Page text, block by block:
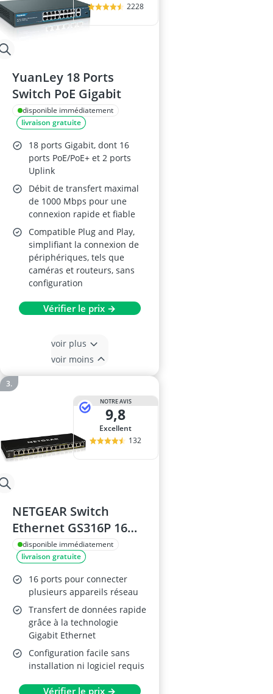
2228
YuanLey 18 Ports
Switch PoE Gigabit
disponible immédiatement
livraison gratuite
18 ports Gigabit, dont 16
ports PoE/PoE+ et 2 ports
Uplink
Débit de transfert maximal
de 1000 Mbps pour une
connexion rapide et fiable
Compatible Plug and Play,
simplifiant la connexion de
périphériques, tels que
caméras et routeurs, sans
configuration
Vérifier le prix →
voir plus
voir moins
NOTRE AVIS
9,8
Excellent
132
NETGEAR Switch
Ethernet GS316P 16
Ports PoE+
disponible immédiatement
livraison gratuite
16 ports pour connecter
plusieurs appareils réseau
Transfert de données rapide
grâce à la technologie
Gigabit Ethernet
Configuration facile sans
installation ni logiciel requis
Vérifier le prix →